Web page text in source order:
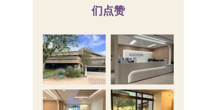
们点赞